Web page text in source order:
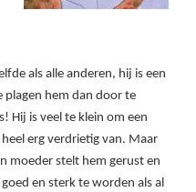
als alle anderen, hij is een
plagen hem dan door te
Hij is veel te klein om een
erg verdrietig van. Maar
moeder stelt hem gerust en
en sterk te worden als al